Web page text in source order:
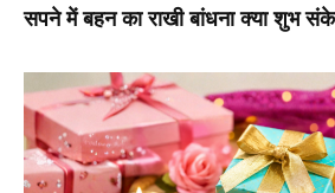
सपने में बहन का राखी बांधना क्या शुभ